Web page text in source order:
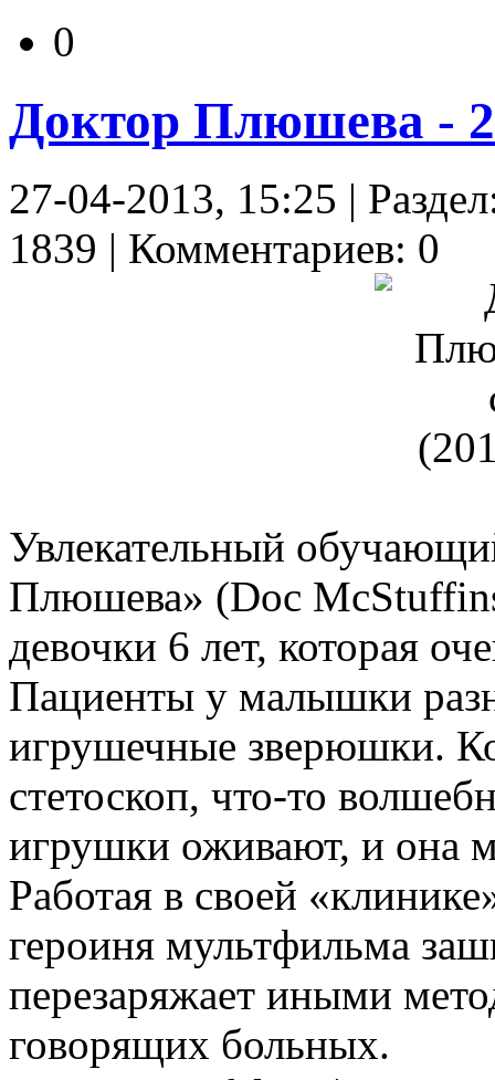
0
Доктор Плюшева -
27-04-2013, 15:25 |
1839 | Комментариев: 0
Увлекательный
Плюшева» (Doc
девочки 6 лет, которая
Пациенты у малышки
игрушечные зверюшки.
стетоскоп, что-то
игрушки оживают, и она
Работая в своей
героиня мультфильма
перезаряжает иными
говорящих больных.